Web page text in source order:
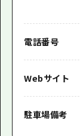
電話番号
Webサイト
駐車場備考